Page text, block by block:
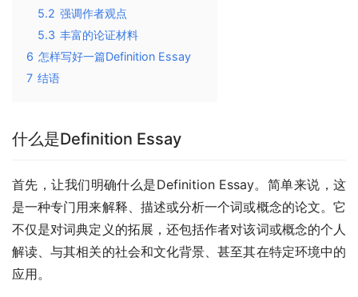
5.2 强调作者观点
5.3 丰富的论证材料
6 怎样写好一篇Definition Essay
7 结语
什么是Definition Essay
首先，让我们明确什么是Definition Essay。简单来说，这
是一种专门用来解释、描述或分析一个词或概念的论文。它
不仅是对词典定义的拓展，还包括作者对该词或概念的个人
解读、与其相关的社会和文化背景、甚至其在特定环境中的
应用。